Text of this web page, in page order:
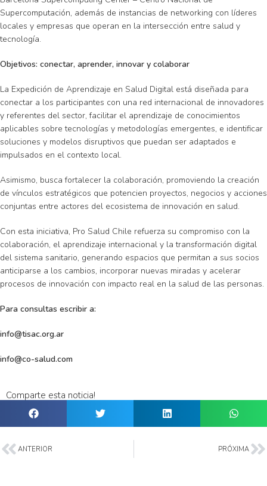
Supercomputación, además de instancias de networking con líderes
locales y empresas que operan en la intersección entre salud y
tecnología.
Objetivos: conectar, aprender, innovar y colaborar
La Expedición de Aprendizaje en Salud Digital está diseñada para
conectar a los participantes con una red internacional de innovadores
y referentes del sector, facilitar el aprendizaje de conocimientos
aplicables sobre tecnologías y metodologías emergentes, e identificar
soluciones y modelos disruptivos que puedan ser adaptados e
impulsados en el contexto local.
Asimismo, busca fortalecer la colaboración, promoviendo la creación
de vínculos estratégicos que potencien proyectos, negocios y acciones
conjuntas entre actores del ecosistema de innovación en salud.
Con esta iniciativa, Pro Salud Chile refuerza su compromiso con la
colaboración, el aprendizaje internacional y la transformación digital
del sistema sanitario, generando espacios que permitan a sus socios
anticiparse a los cambios, incorporar nuevas miradas y acelerar
procesos de innovación con impacto real en la salud de las personas.
Para consultas escribir a:
info@tisac.org.ar
info@co-salud.com
Comparte esta noticia!
ANTERIOR PRÓXIMA